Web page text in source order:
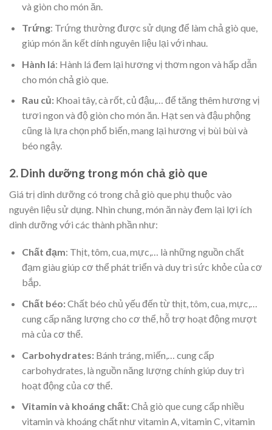
và giòn cho món ăn.
Trứng: Trứng thường được sử dụng để làm chả giò que,
giúp món ăn kết dính nguyên liệu lại với nhau.
Hành lá: Hành lá đem lại hương vị thơm ngon và hấp dẫn
cho món chả giò que.
Rau củ:Khoai tây, cà rốt, củ đậu,… để tăng thêm hương vị
tươi ngon và độ giòn cho món ăn. Hạt sen và đậu phộng
cũng là lựa chọn phổ biến, mang lại hương vị bùi bùi và
béo ngậy.
2. Dinh dưỡng trong món chả giò que
Giá trị dinh dưỡng có trong chả giò que phụ thuộc vào
nguyên liệu sử dụng. Nhìn chung, món ăn này đem lại lợi ích
dinh dưỡng với các thành phần như:
Chất đạm: Thịt, tôm, cua, mực,… là những nguồn chất
đạm giàu giúp cơ thể phát triển và duy trì sức khỏe của cơ
bắp.
Chất béo:Chất béo chủ yếu đến từ thịt, tôm, cua, mực,…
cung cấp năng lượng cho cơ thể, hỗ trợ hoạt động mượt
mà của cơ thể.
Carbohydrates:Bánh tráng, miến,… cung cấp
carbohydrates, là nguồn năng lượng chính giúp duy trì
hoạt động của cơ thể.
Vitamin và khoáng chất:Chả giò que cung cấp nhiều
vitamin và khoáng chất như vitamin A, vitamin C, vitamin